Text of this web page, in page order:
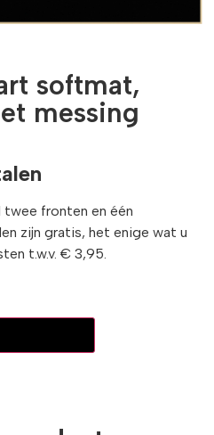
softmat,
messing
twee fronten en één
zijn gratis, het enige wat u
t.w.v. € 3,95.